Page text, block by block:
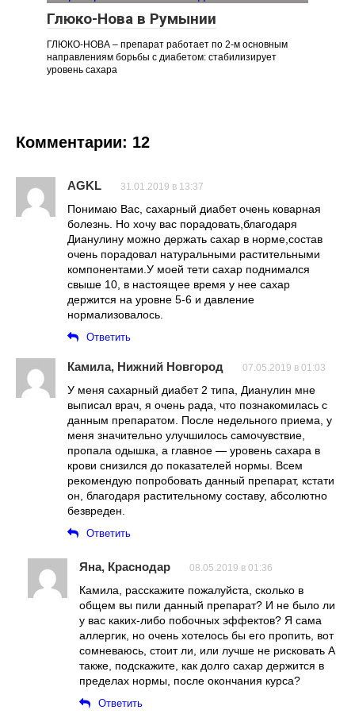
Глюко-Нова в Румынии
ГЛЮКО-НОВА – препарат работает по 2-м основным
направлениям борьбы с диабетом: стабилизирует
уровень сахара
Комментарии: 12
AGKL 31.01.2019 в 13:37
Понимаю Вас, сахарный диабет очень коварная
болезнь. Но хочу вас порадовать,благодаря
Дианулину можно держать сахар в норме,состав
очень порадовал натуральными растительными
компонентами.У моей тети сахар поднимался
свыше 10, в настоящее время у нее сахар
держится на уровне 5-6 и давление
нормализовалось.
Ответить
Камила, Нижний Новгород 07.05.2019 в 01:03
У меня сахарный диабет 2 типа, Дианулин мне
выписал врач, я очень рада, что познакомилась с
данным препаратом. После недельного приема, у
меня значительно улучшилось самочувствие,
пропала одышка, а главное — уровень сахара в
крови снизился до показателей нормы. Всем
рекомендую попробовать данный препарат, кстати
он, благодаря растительному составу, абсолютно
безвреден.
Ответить
Яна, Краснодар 08.05.2019 в 01:36
Камила, расскажите пожалуйста, сколько в
общем вы пили данный препарат? И не было ли
у вас каких-либо побочных эффектов? Я сама
аллергик, но очень хотелось бы его пропить, вот
сомневаюсь, стоит ли, или лучше не рисковать А
также, подскажите, как долго сахар держится в
пределах нормы, после окончания курса?
Ответить